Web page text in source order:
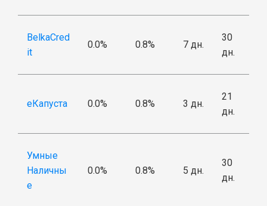
BelkaCred
it
0.0% 0.8% 7 дн.
30
дн.
еКапуста 0.0% 0.8% 3 дн.
21
дн.
Умные
Наличны
е
0.0% 0.8% 5 дн.
30
дн.